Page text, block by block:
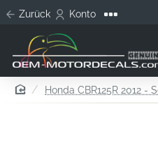
Zurück Konto
homeHonda CBR125R 2012 -